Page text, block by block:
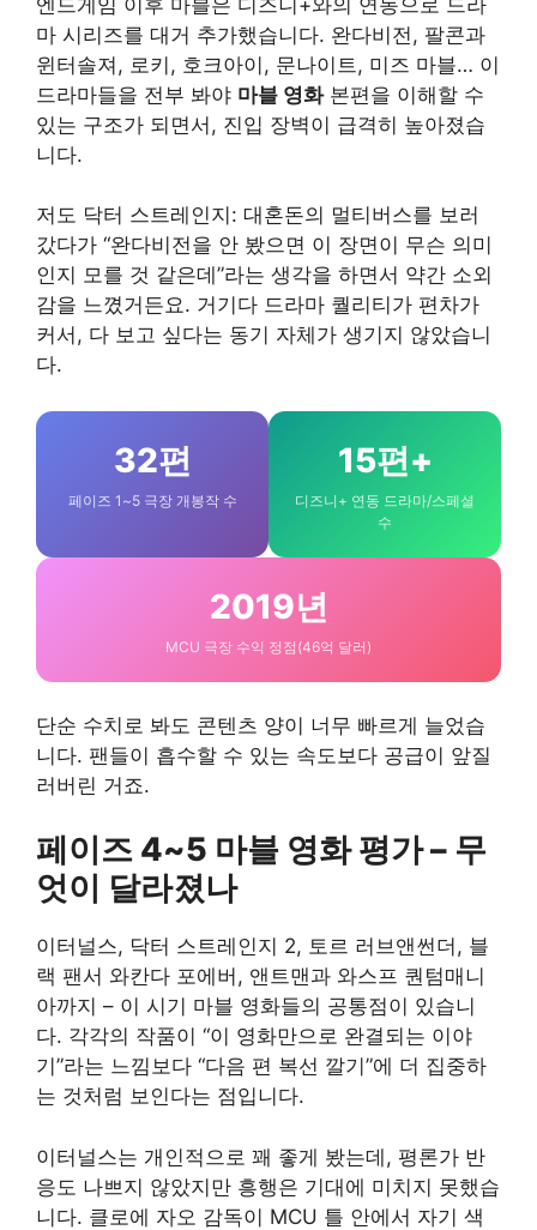
마 시리즈를 대거 추가했습니다. 완다비전, 팔콘과
윈터솔져, 로키, 호크아이, 문나이트, 미즈 마블… 이
드라마들을 전부 봐야 마블 영화본편을 이해할 수
있는 구조가 되면서, 진입 장벽이 급격히 높아졌습
니다.
저도 닥터 스트레인지: 대혼돈의 멀티버스를 보러
갔다가 “완다비전을 안 봤으면 이 장면이 무슨 의미
인지 모를 것 같은데”라는 생각을 하면서 약간 소외
감을 느꼈거든요. 거기다 드라마 퀄리티가 편차가
커서, 다 보고 싶다는 동기 자체가 생기지 않았습니
다.
32편
페이즈 1~5 극장 개봉작 수
15편+
디즈니+ 연동 드라마/스페셜
수
2019년
MCU 극장 수익 정점(46억 달러)
단순 수치로 봐도 콘텐츠 양이 너무 빠르게 늘었습
니다. 팬들이 흡수할 수 있는 속도보다 공급이 앞질
러버린 거죠.
페이즈 4~5 마블 영화 평가 – 무
엇이 달라졌나
이터널스, 닥터 스트레인지 2, 토르 러브앤썬더, 블
랙 팬서 와칸다 포에버, 앤트맨과 와스프 퀀텀매니
아까지 – 이 시기 마블 영화들의 공통점이 있습니
다. 각각의 작품이 “이 영화만으로 완결되는 이야
기”라는 느낌보다 “다음 편 복선 깔기”에 더 집중하
는 것처럼 보인다는 점입니다.
이터널스는 개인적으로 꽤 좋게 봤는데, 평론가 반
응도 나쁘지 않았지만 흥행은 기대에 미치지 못했습
니다. 클로에 자오 감독이 MCU 틀 안에서 자기 색